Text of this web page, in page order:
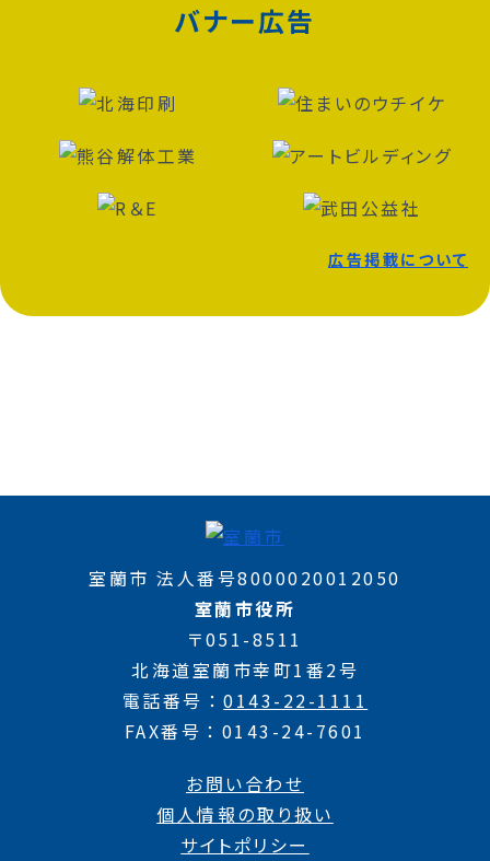
バナー広告
広告掲載について
室蘭市 法人番号8000020012050
室蘭市役所
〒051-8511
北海道室蘭市幸町1番2号
電話番号
0143-22-1111
FAX番号
0143-24-7601
お問い合わせ
個人情報の取り扱い
サイトポリシー